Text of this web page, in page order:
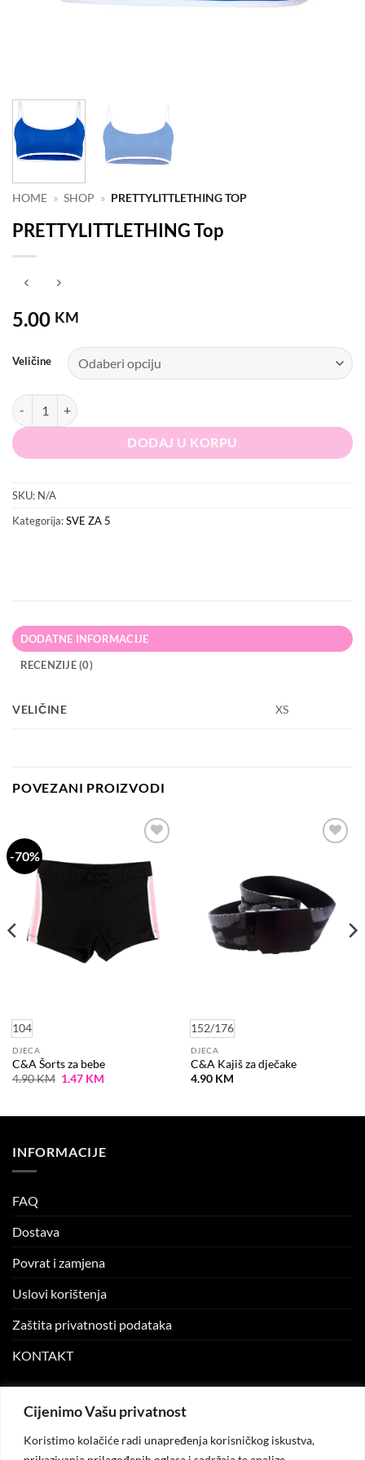
Cijenimo Vašu privatnost
Koristimo kolačiće radi unapređenja korisničkog iskustva,
HOME » SHOP » PRETTYLITTLETHING TOP
PRETTYLITTLETHING Top
5.00 KM
Veličine
PRETTYLITTLETHING Top količina
DODAJ U KORPU
SKU: N/A
Kategorija:SVE ZA 5
DODATNE INFORMACIJE
RECENZIJE (0)
VELIČINE XS
POVEZANI PROIZVODI
-70%
na
listu
želja
104
DJECA
C&A Šorts za bebe
4.90KM Original
1.47 KMCurrent
želja
152/176
DJECA
C&A Kajiš za dječake
4.90 KM
INFORMACIJE
FAQ
Dostava
Povrat i zamjena
Uslovi korištenja
Zaštita privatnosti podataka
KONTAKT
Moj nalog